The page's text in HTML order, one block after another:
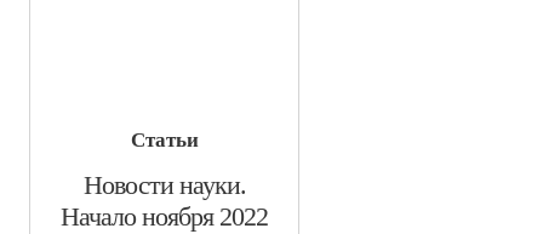
Статьи
Новости науки.
Начало ноября 2022